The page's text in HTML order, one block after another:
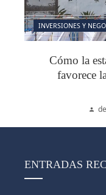
INVERSIONES Y
Cómo la
favorece
ENTRADAS